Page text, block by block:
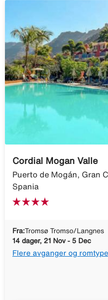
Cordial Mogan Valle
Puerto de Mogán, Gran
Spania
Fra:Tromsø Tromso/Langnes
14 dager, 21 Nov - 5 Dec
Flere avganger og